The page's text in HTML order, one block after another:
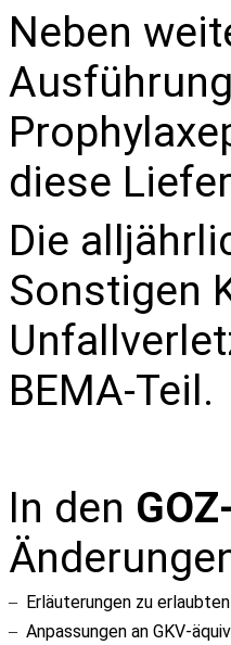
Neben
diese
Die
Sonstigen
BEMA-Teil.
In den
– Erläuterungen zu
– Anpassungen an GKV-